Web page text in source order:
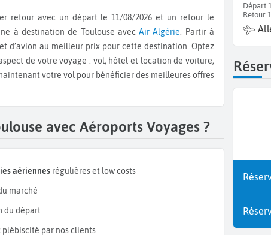
à destination de Toulouse avecAir Algérie . Partir à
d’avion au meilleur prix pour cette destination. Optez
de votre voyage : vol, hôtel et location de voiture,
votre vol pour bénéficier des meilleures offres
avec Aéroports Voyages ?
aériennes régulières et low costs
marché
du départ
plébiscité par nos clients
Départ
Retour